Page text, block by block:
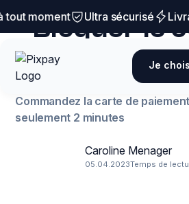
moment Ultra sécurisé
Je
Danger à éviter
Bloquer le
bancaire
ce qu'il
Commandez la carte de
seulement 2 minutes
Caroline Menager
05.04.2023Temps de